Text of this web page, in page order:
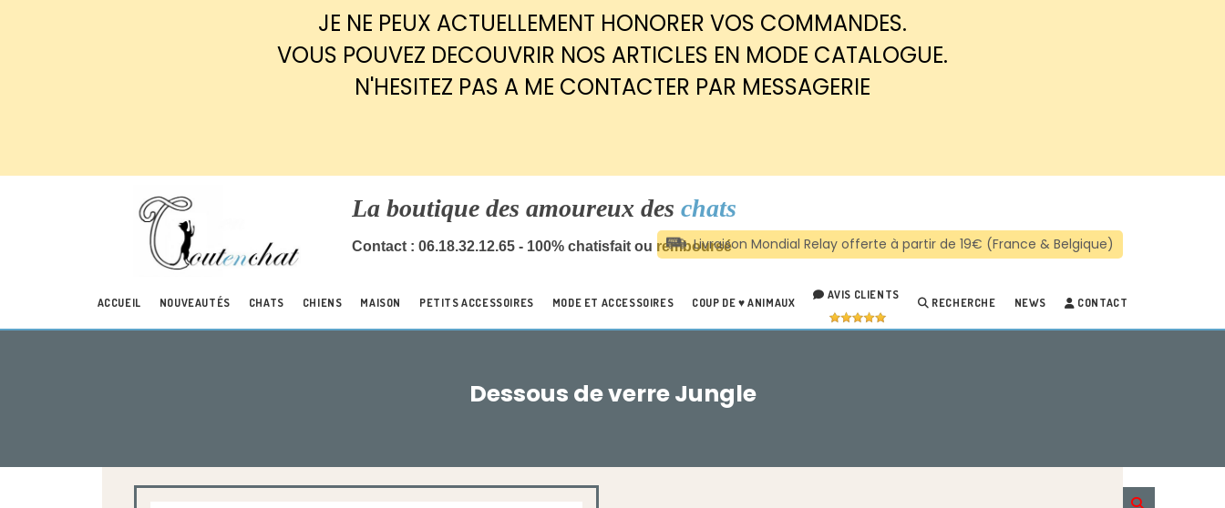
JE NE PEUX ACTUELLEMENT HONORER VOS COMMANDES.
VOUS POUVEZ DECOUVRIR NOS ARTICLES EN MODE CATALOGUE.
N'HESITEZ PAS A ME CONTACTER PAR MESSAGERIE
La boutique des amoureux des chats
Contact : 06.18.32.12.65 - 100% chatisfait ou remboursé
ACCUEIL NOUVEAUTÉS CHATS CHIENS MAISON PETITS ACCESSOIRES MODE ET ACCESSOIRES COUP DE ♥ ANIMAUX
AVIS CLIENTS
RECHERCHE NEWS CONTACT
Dessous de verre Jungle